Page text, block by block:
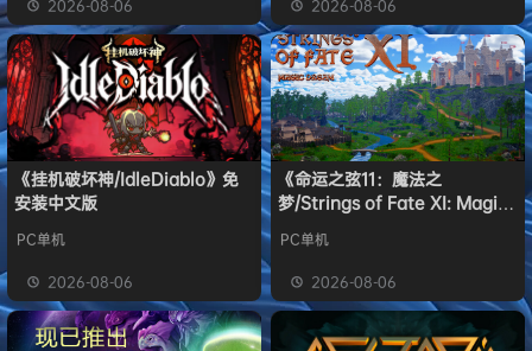
2026-08-06 2026-08-06
《挂机破坏神/IdleDiablo》免
安装中文版
PC单机
2026-08-06
《命运之弦11：魔法之
梦/Strings of Fate XI: Magic
PC单机
2026-08-06